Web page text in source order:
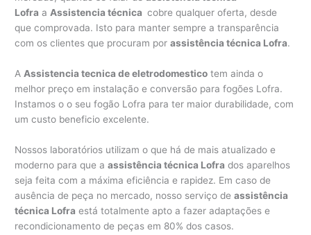
Lofra aAssistencia técnica cobre qualquer oferta, desde
que comprovada. Isto para manter sempre a transparência
com os clientes que procuram porassistência técnica Lofra.
AAssistencia tecnica de eletrodomestico tem ainda o
melhor preço em instalação e conversão para fogões Lofra.
Instamos o o seu fogão Lofra para ter maior durabilidade, com
um custo beneficio excelente.
Nossos laboratórios utilizam o que há de mais atualizado e
moderno para que aassistência técnica Lofra dos aparelhos
seja feita com a máxima eficiência e rapidez. Em caso de
ausência de peça no mercado, nosso serviço deassistência
técnica Lofra está totalmente apto a fazer adaptações e
recondicionamento de peças em 80% dos casos.